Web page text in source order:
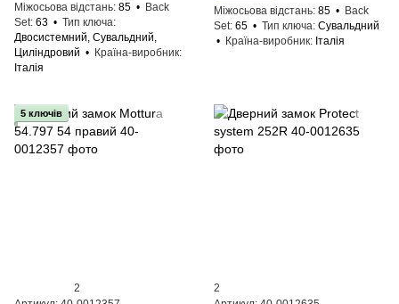
Міжосьова відстань 85
Back
Set 63
Тип ключа
Двосистемний, Сувальдний,
Циліндровий
Країна-виробник
Італія
Міжосьова відстань 85
Back
Set 65 Тип ключа Сувальдний
Країна-виробник
Італія
5 ключів
2
2